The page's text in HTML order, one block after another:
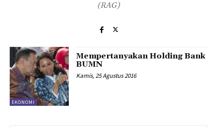
(RAG)
EKONOMI
Mempertanyakan Holding Bank
BUMN
Kamis, 25 Agustus 2016